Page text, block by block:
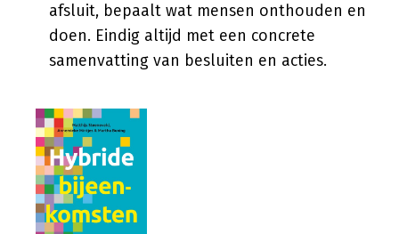
afsluit, bepaalt wat mensen onthouden en
doen. Eindig altijd met een concrete
samenvatting van besluiten en acties.